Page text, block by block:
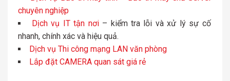
chuyên nghiệp
Dịch vụ IT tận nơi – kiểm tra lỗi và xử lý sự cố
nhanh, chính xác và hiệu quả.
Dịch vụ Thi công mạng LAN văn phòng
Lắp đặt CAMERA quan sát giá rẻ